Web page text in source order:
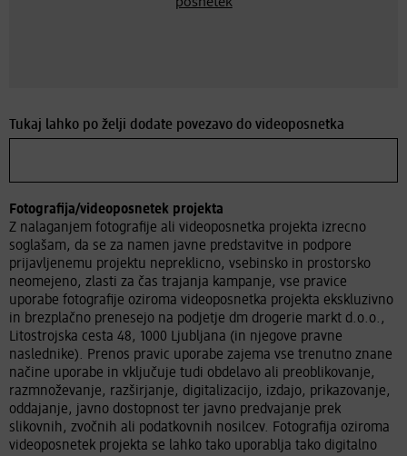
Tukaj lahko po želji dodate povezavo do videoposnetka
Fotografija/videoposnetek projekta
Z nalaganjem fotografije ali videoposnetka projekta izrecno
soglašam, da se za namen javne predstavitve in podpore
prijavljenemu projektu nepreklicno, vsebinsko in prostorsko
neomejeno, zlasti za čas trajanja kampanje, vse pravice
uporabe fotografije oziroma videoposnetka projekta ekskluzivno
in brezplačno prenesejo na podjetje dm drogerie markt d.o.o.,
Litostrojska cesta 48, 1000 Ljubljana (in njegove pravne
naslednike). Prenos pravic uporabe zajema vse trenutno znane
načine uporabe in vključuje tudi obdelavo ali preoblikovanje,
razmnoževanje, razširjanje, digitalizacijo, izdajo, prikazovanje,
oddajanje, javno dostopnost ter javno predvajanje prek
slikovnih, zvočnih ali podatkovnih nosilcev. Fotografija oziroma
videoposnetek projekta se lahko tako uporablja tako digitalno